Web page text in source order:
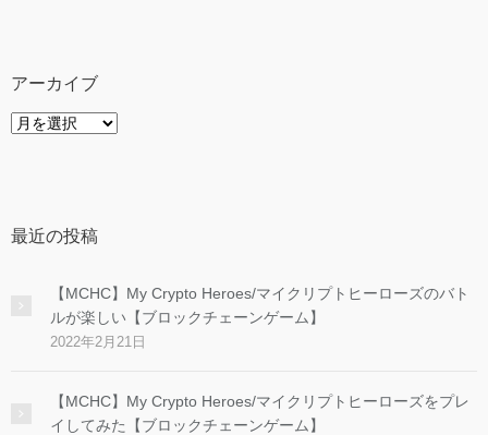
アーカイブ
ア
最近の投稿
【MCHC】My Crypto Heroes/マイクリプトヒーローズのバト
ルが楽しい【ブロックチェーンゲーム】
2022年2月21日
【MCHC】My Crypto Heroes/マイクリプトヒーローズをプレ
イしてみた【ブロックチェーンゲーム】